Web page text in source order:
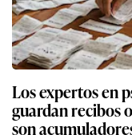
Los expertos en
guardan recibos
son